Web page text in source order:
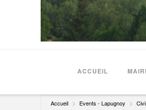
ACCUEIL
Accueil Events - Lapugnoy